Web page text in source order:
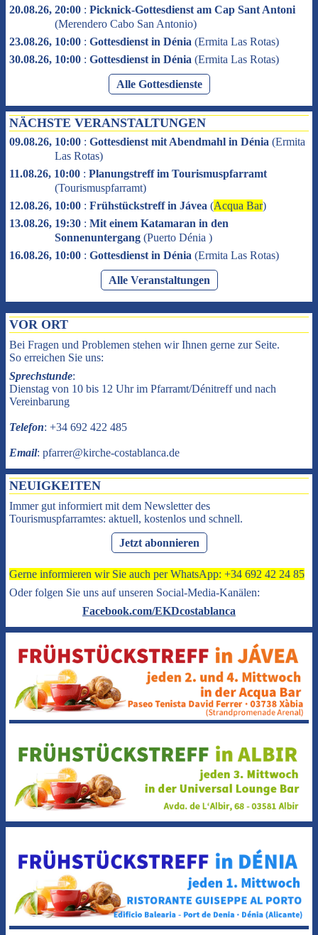
20.08.26, 20:00 : Picknick-Gottesdienst am Cap Sant Antoni
(Merendero Cabo San Antonio)
23.08.26, 10:00 : Gottesdienst in Dénia (Ermita Las Rotas)
30.08.26, 10:00 : Gottesdienst in Dénia (Ermita Las Rotas)
Alle Gottesdienste
NÄCHSTE VERANSTALTUNGEN
09.08.26, 10:00 : Gottesdienst mit Abendmahl in Dénia (Ermita
Las Rotas)
11.08.26, 10:00 : Planungstreff im Tourismuspfarramt
(Tourismuspfarramt)
12.08.26, 10:00 : Frühstückstreff in Jávea (Acqua Bar)
13.08.26, 19:30 : Mit einem Katamaran in den
Sonnenuntergang (Puerto Dénia )
16.08.26, 10:00 : Gottesdienst in Dénia (Ermita Las Rotas)
Alle Veranstaltungen
VOR ORT
Bei Fragen und Problemen stehen wir Ihnen gerne zur Seite.
So erreichen Sie uns:
Sprechstunde:
Dienstag von 10 bis 12 Uhr im Pfarramt/Dénitreff und nach
Vereinbarung
Telefon: +34 692 422 485
Email: pfarrer@kirche-costablanca.de
NEUIGKEITEN
Immer gut informiert mit dem Newsletter des
Tourismuspfarramtes: aktuell, kostenlos und schnell.
Jetzt abonnieren
Gerne informieren wir Sie auch per WhatsApp: +34 692 42 24 85
Oder folgen Sie uns auf unseren Social-Media-Kanälen:
Facebook.com/EKDcostablanca